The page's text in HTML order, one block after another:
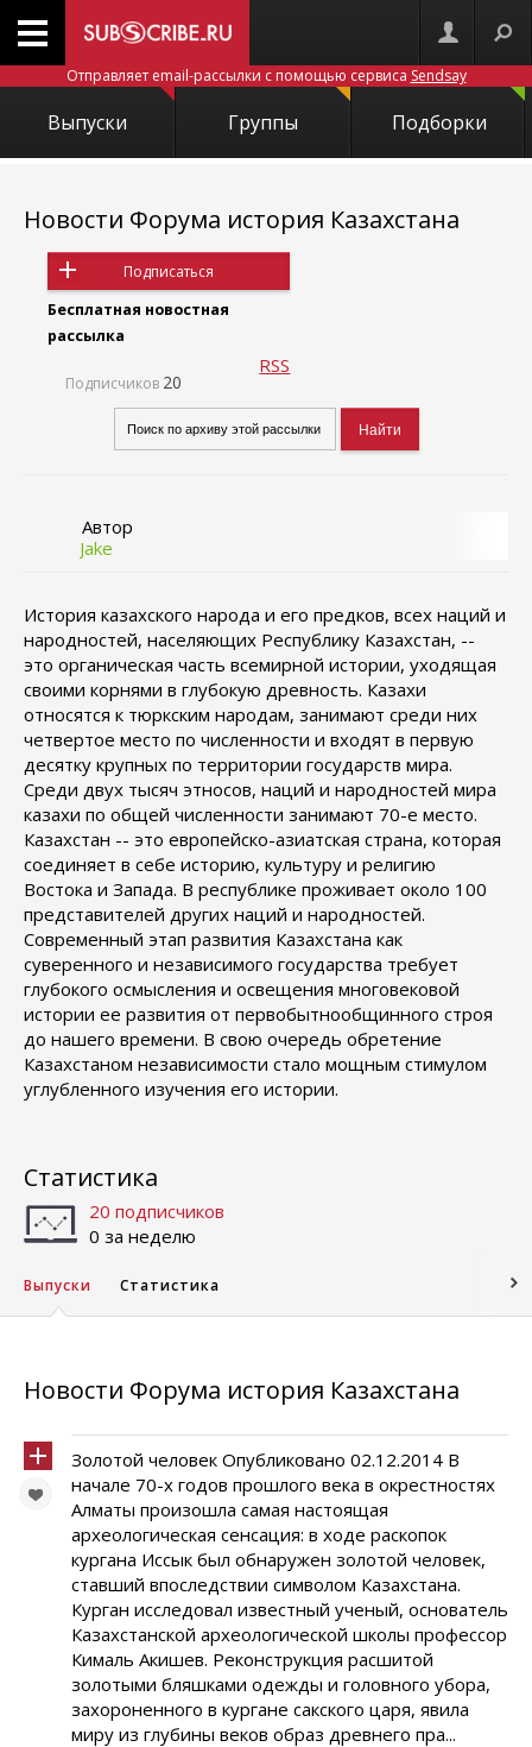
Отправляет email-рассылки с помощью сервиса Sendsay
Выпуски Группы Подборки
Новости Форума история Казахстана
Подписаться
Бесплатная новостная
рассылка
Подписчиков 20
RSS
Автор
Jake
История казахского народа и его предков, всех наций и
народностей, населяющих Республику Казахстан, --
это органическая часть всемирной истории, уходящая
своими корнями в глубокую древность. Казахи
относятся к тюркским народам, занимают среди них
четвертое место по численности и входят в первую
десятку крупных по территории государств мира.
Среди двух тысяч этносов, наций и народностей мира
казахи по общей численности занимают 70-е место.
Казахстан -- это европейско-азиатская страна, которая
соединяет в себе историю, культуру и религию
Востока и Запада. В республике проживает около 100
представителей других наций и народностей.
Современный этап развития Казахстана как
суверенного и независимого государства требует
глубокого осмысления и освещения многовековой
истории ее развития от первобытнообщинного строя
до нашего времени. В свою очередь обретение
Казахстаном независимости стало мощным стимулом
углубленного изучения его истории.
Статистика
20 подписчиков
0 за неделю
Выпуски Статистика
Новости Форума история Казахстана
Золотой человек Опубликовано 02.12.2014 В
начале 70-х годов прошлого века в окрестностях
Алматы произошла самая настоящая
археологическая сенсация: в ходе раскопок
кургана Иссык был обнаружен золотой человек,
ставший впоследствии символом Казахстана.
Курган исследовал известный ученый, основатель
Казахстанской археологической школы профессор
Кималь Акишев. Реконструкция расшитой
золотыми бляшками одежды и головного убора,
захороненного в кургане сакского царя, явила
миру из глубины веков образ древнего пра...